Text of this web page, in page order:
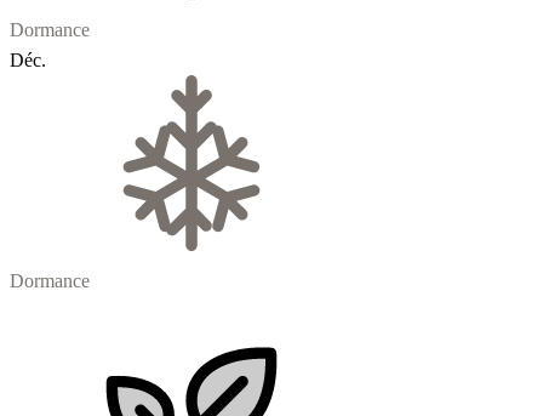
Dormance
Déc.
Dormance